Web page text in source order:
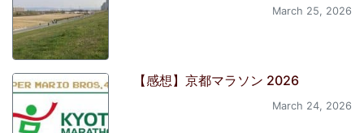
March 25, 2026
【感想】京都マラソン 2026
March 24, 2026